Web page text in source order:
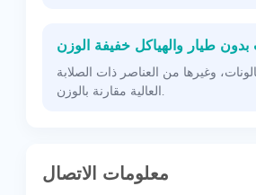
بدون طيار والهياكل خفيفة الوزن
وغيرها من العناصر ذات الصلابة
العالية مقارنة بالوزن.
معلومات الاتصال